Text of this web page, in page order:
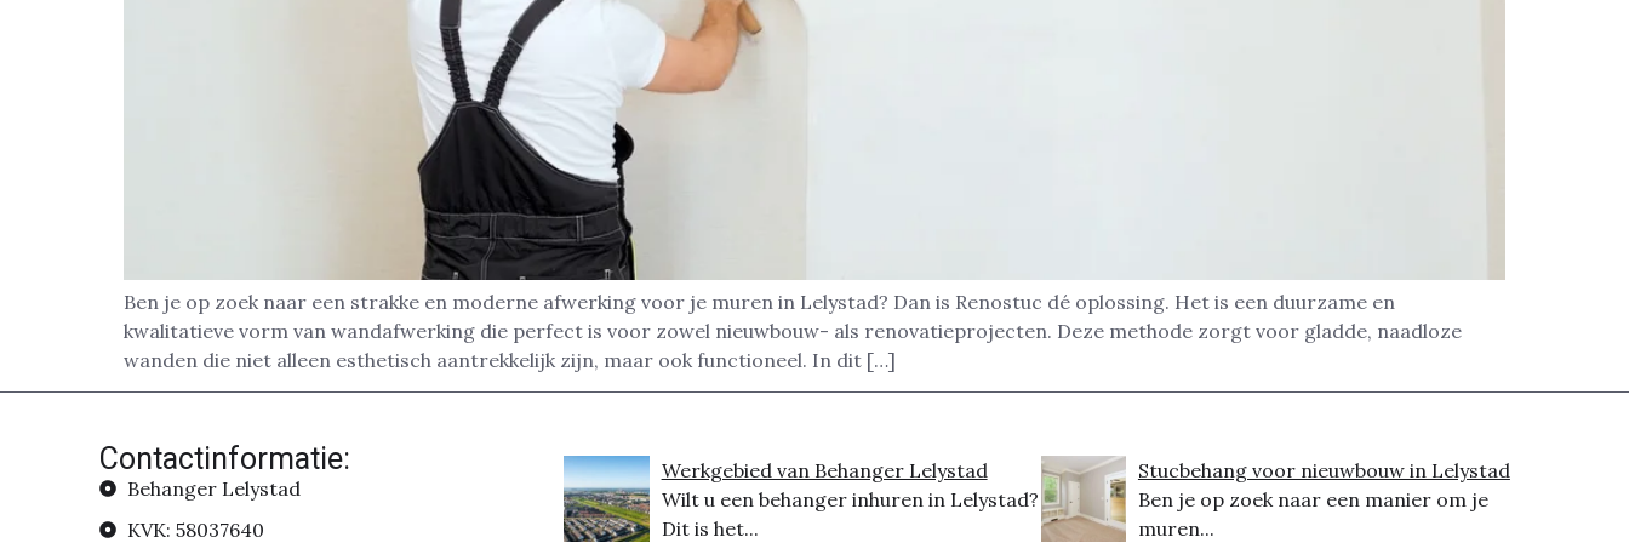
Ben je op zoek naar een strakke en moderne afwerking voor je muren in Lelystad? Dan is Renostuc dé oplossing. Het is een duurzame en
kwalitatieve vorm van wandafwerking die perfect is voor zowel nieuwbouw- als renovatieprojecten. Deze methode zorgt voor gladde, naadloze
wanden die niet alleen esthetisch aantrekkelijk zijn, maar ook functioneel. In dit […]
Contactinformatie:
Behanger Lelystad
KVK: 58037640
Werkgebied van Behanger Lelystad
Wilt u een behanger inhuren in Lelystad?
Dit is het...
Stucbehang voor nieuwbouw in Lelystad
Ben je op zoek naar een manier om je
muren...